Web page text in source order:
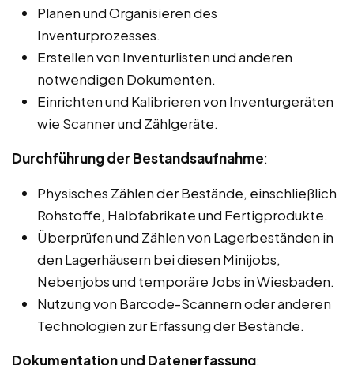
Planen und Organisieren des
Inventurprozesses.
Erstellen von Inventurlisten und anderen
notwendigen Dokumenten.
Einrichten und Kalibrieren von Inventurgeräten
wie Scanner und Zählgeräte.
Durchführung der Bestandsaufnahme:
Physisches Zählen der Bestände, einschließlich
Rohstoffe, Halbfabrikate und Fertigprodukte.
Überprüfen und Zählen von Lagerbeständen in
den Lagerhäusern bei diesen Minijobs,
Nebenjobs und temporäre Jobs in Wiesbaden.
Nutzung von Barcode-Scannern oder anderen
Technologien zur Erfassung der Bestände.
Dokumentation und Datenerfassung: